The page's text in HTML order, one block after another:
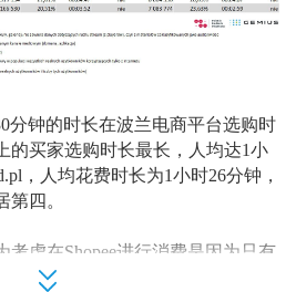
分钟的时长在波兰电商平台选购时
的买家选购时长最长，人均达1小
，人均花费时长为1小时26分钟 ，
第四。
考虑在Shopee进行消费是因为 只有
退款）后，卖家